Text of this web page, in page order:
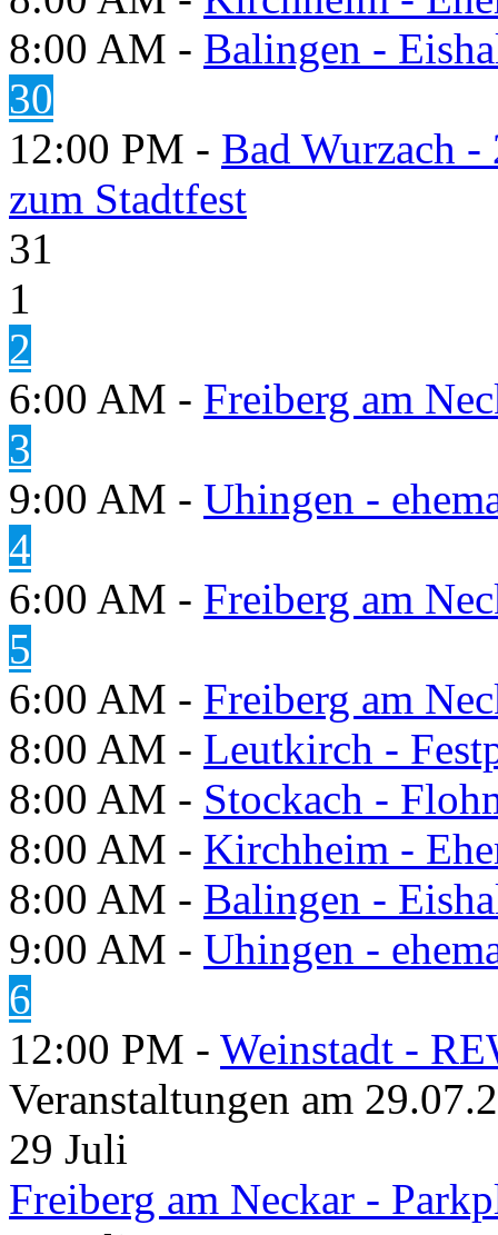
8:00 AM - Balingen -
30
12:00 PM - Bad Wurzach
zum Stadtfest
31
1
2
6:00 AM - Freiberg am
3
9:00 AM - Uhingen -
4
6:00 AM - Freiberg am
5
6:00 AM - Freiberg am
8:00 AM - Leutkirch -
8:00 AM - Stockach -
8:00 AM - Kirchheim -
8:00 AM - Balingen -
9:00 AM - Uhingen -
6
12:00 PM - Weinstadt -
Veranstaltungen am
29 Juli
Freiberg am Neckar -